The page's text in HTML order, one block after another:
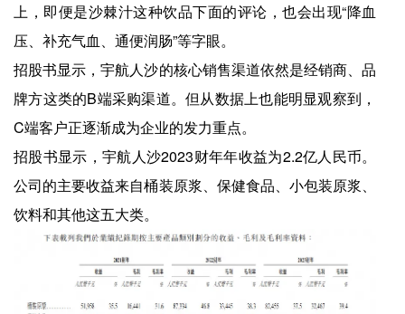
上，即便是沙棘汁这种饮品下面的评论，也会出现“降血
压、补充气血、通便润肠”等字眼。
招股书显示，宇航人沙的核心销售渠道依然是经销商、品
牌方这类的B端采购渠道。但从数据上也能明显观察到，
C端客户正逐渐成为企业的发力重点。
招股书显示，宇航人沙2023财年年收益为2.2亿人民币。
公司的主要收益来自桶装原浆、保健食品、小包装原浆、
饮料和其他这五大类。